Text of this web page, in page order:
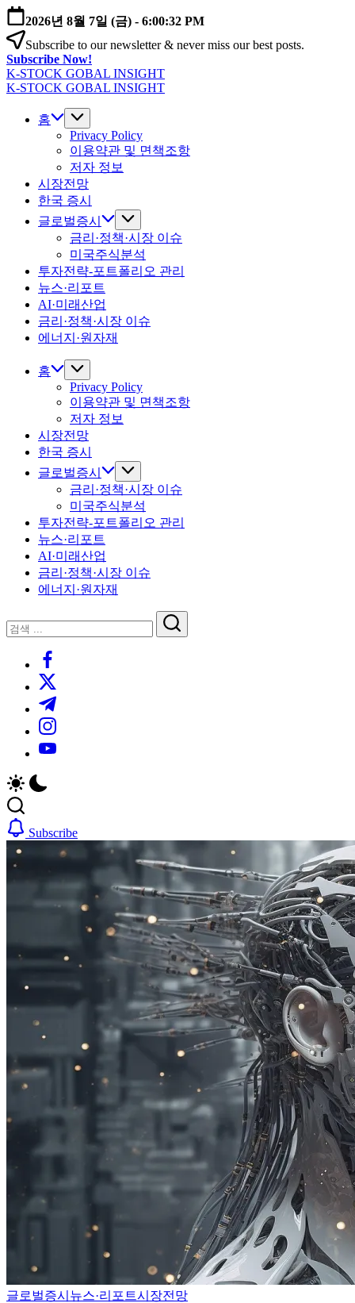
본
문
으
로
건
너
2026년 8월 7일 (금) - 6:00:32 PM
Subscribe to our newsletter & never miss our best posts.
Subscribe Now!
K-STOCK GOBAL INSIGHT
글
K-STOCK GOBAL INSIGHT
홈
Privacy Policy
이용약관 및 면책조항
저자 정보
시장전망
한국 증시
글로벌증시
금리·정책·시장 이슈
미국주식분석
투자전략-포트폴리오 관리
뉴스·리포트
AI·미래산업
금리·정책·시장 이슈
에너지·원자재
홈
Privacy Policy
이용약관 및 면책조항
저자 정보
시장전망
한국 증시
글로벌증시
금리·정책·시장 이슈
미국주식분석
투자전략-포트폴리오 관리
뉴스·리포트
AI·미래산업
금리·정책·시장 이슈
에너지·원자재
닫
기
검
검
https://www.facebook.com/
https://twitter.com/
https://t.me/
https://www.instagram.com/
https://youtube.com/
Subscribe
글로벌증시 뉴스·리포트시장전망